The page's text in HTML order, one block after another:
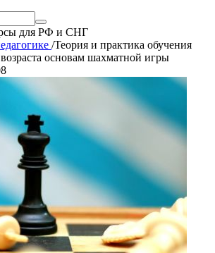
для РФ и СНГ
/Теория и практика обучения
основам шахматной игры